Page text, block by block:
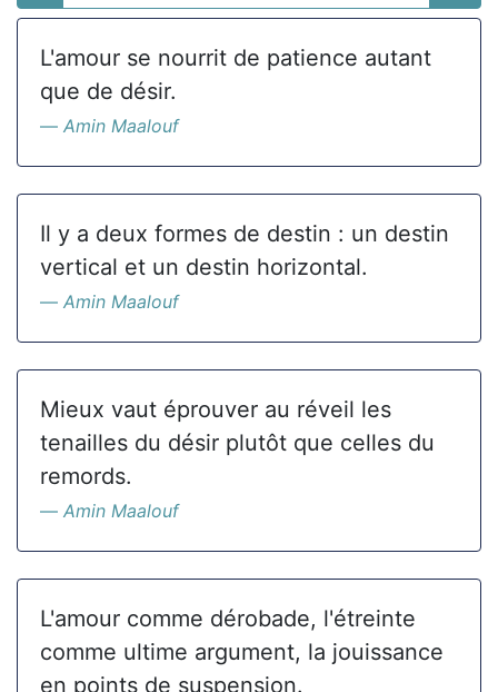
L'amour se nourrit de patience autant
que de désir.
Amin Maalouf
Il y a deux formes de destin : un destin
vertical et un destin horizontal.
Amin Maalouf
Mieux vaut éprouver au réveil les
tenailles du désir plutôt que celles du
remords.
Amin Maalouf
L'amour comme dérobade, l'étreinte
comme ultime argument, la jouissance
en points de suspension.